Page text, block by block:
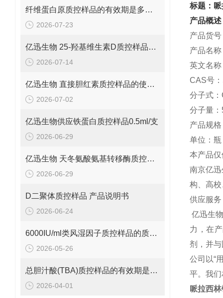
纤维蛋白原质控样品的有效期是多久呢？
2026-07-23
亿迅生物 25-羟基维生素D质控样品的浓度是多少呢？
2026-07-14
亿迅生物 直接胆红素质控样品的使用方法
2026-07-02
亿迅生物供应铁蛋白质控样品0.5ml/支
2026-06-29
亿迅生物 天冬氨酸氨基转移酶质控样品的质控靶值是多少呢？
2026-06-29
D二聚体质控样品 产品说明书
2026-06-24
6000IU/ml类风湿因子质控样品的质控范围是多少呢？
2026-05-26
总胆汁酸(TBA)质控样品的有效期是多久呢？
2026-04-01
标题：
产品概述
产品货
产品名称
英文名
CAS号
分子式
分子量
产品规
单位：瓶
本产品
南京亿
构、高
供应服
亿迅生
力，在
剂，并
公司以“
平。我
哌拉西